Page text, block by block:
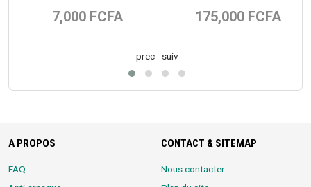
7,000 FCFA 175,000 FCFA
prec suiv
A PROPOS
FAQ
CONTACT & SITEMAP
Nous contacter